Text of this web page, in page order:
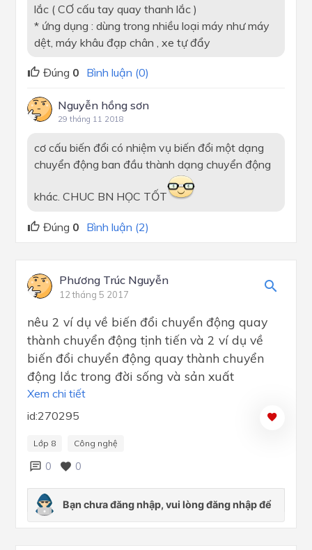
lắc ( CƠ cấu tay quay thanh lắc )
* ứng dụng : dùng trong nhiều loại máy như máy
dệt, máy khâu đạp chân , xe tự đẩy
Đúng 0 Bình luận (0)
Nguyễn hồng sơn
29 tháng 11 2018
cơ cấu biến đổi có nhiệm vụ biến đổi một dạng
chuyển động ban đầu thành dạng chuyển động
khác. CHUC BN HỌC TỐT
Đúng 0 Bình luận (2)
Phương Trúc Nguyễn
12 tháng 5 2017
nêu 2 ví dụ về biến đổi chuyển động quay
thành chuyển động tịnh tiến và 2 ví dụ về
biến đổi chuyển động quay thành chuyển
động lắc trong đời sống và sản xuất
Xem chi tiết
id:270295
Lớp 8 Công nghệ
0 0